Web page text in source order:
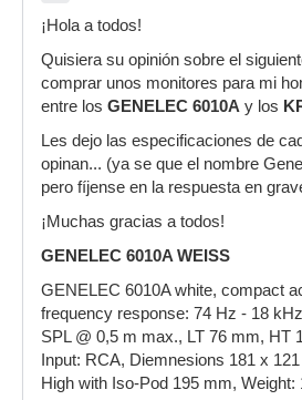
¡Hola a todos!
Quisiera su opinión sobre el
comprar unos monitores para mi
entre los GENELEC 6010A y los
Les dejo las especificaciones de
opinan... (ya se que el nombre
pero fíjense en la respuesta en
¡Muchas gracias a todos!
GENELEC 6010A WEISS
GENELEC 6010A white, compact
frequency response: 74 Hz - 18
SPL @ 0,5 m max., LT 76 mm, HT
Input: RCA, Diemnesions 181 x
High with Iso-Pod 195 mm, Weight: